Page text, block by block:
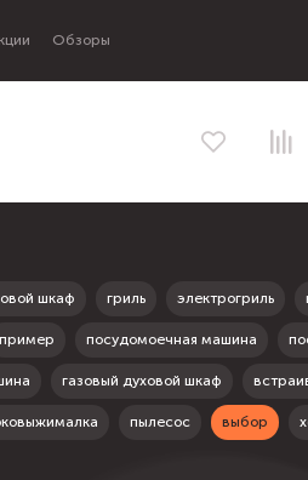
Обзоры
шкаф гриль электрогриль
пример посудомоечная машина
газовый духовой шкаф
пылесос выбор